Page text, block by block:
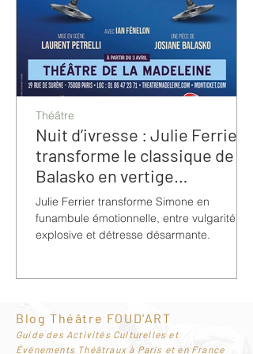
Nuit d’ivresse : Julie Ferrier
transforme le classique de
Balasko en vertige
bouleversant
Julie Ferrier transforme Simone en
funambule émotionnelle, entre vulgarité
explosive et détresse désarmante.
Théâtre
Blog Théâtre FOUD'ART
Guide des Activités Culturelles et
Événements Théâtraux à Paris et en France